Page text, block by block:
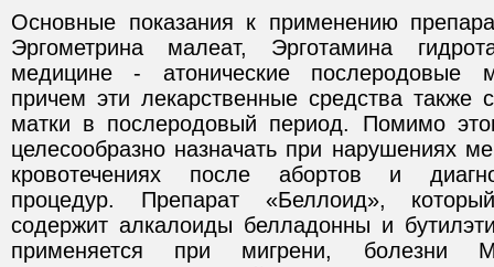
Основные показания к применению
Эргометрина малеат, Эрготамина
медицине - атонические послеродовые
причем эти лекарственные средства также
матки в послеродовый период. Помимо
целесообразно назначать при нарушениях
кровотечениях после абортов и
процедур. Препарат «Беллоид»,
содержит алкалоиды белладонны и
применяется при мигрени, болезни